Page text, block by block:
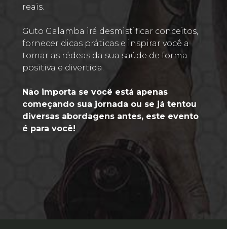
reais.
Guto Galamba irá desmistificar conceitos,
fornecer dicas práticas e inspirar você a
tomar as rédeas da sua saúde de forma
positiva e divertida.
Não importa se você está apenas
começando sua jornada ou se já tentou
diversas abordagens antes, este evento
é para você!